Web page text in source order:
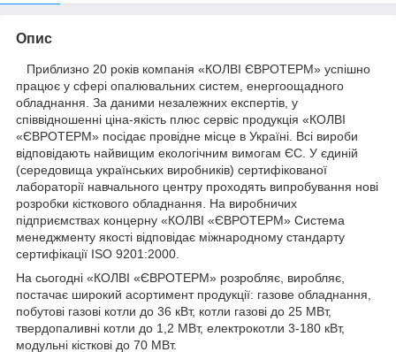
Опис
Приблизно 20 років компанія «КОЛВІ ЄВРОТЕРМ» успішно
працює у сфері опалювальних систем, енергоощадного
обладнання. За даними незалежних експертів, у
співвідношенні ціна-якість плюс сервіс продукція «КОЛВІ
«ЄВРОТЕРМ» посідає провідне місце в Україні. Всі вироби
відповідають найвищим екологічним вимогам ЄС. У єдиній
(середовища українських виробників) сертифікованої
лабораторії навчального центру проходять випробування нові
розробки кісткового обладнання. На виробничих
підприємствах концерну «КОЛВІ «ЄВРОТЕРМ» Система
менеджменту якості відповідає міжнародному стандарту
сертифікації ISO 9201:2000.
На сьогодні «КОЛВІ «ЄВРОТЕРМ» розробляє, виробляє,
постачає широкий асортимент продукції: газове обладнання,
побутові газові котли до 36 кВт, котли газові до 25 МВт,
твердопаливні котли до 1,2 МВт, електрокотли 3-180 кВт,
модульні кісткові до 70 МВт.